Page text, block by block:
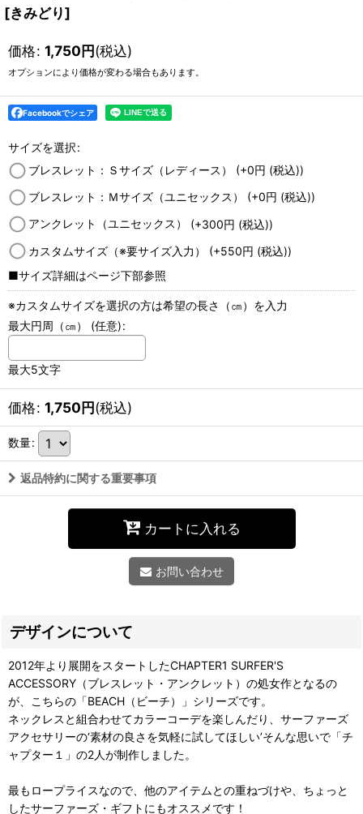
[きみどり]
価格: 1,750円(税込)
オプションにより価格が変わる場合もあります。
Facebookでシェア
サイズを選択:
ブレスレット：Ｓサイズ（レディース） (+0円 (税込))
ブレスレット：Ｍサイズ（ユニセックス） (+0円 (税込))
アンクレット（ユニセックス） (+300円 (税込))
カスタムサイズ（※要サイズ入力） (+550円 (税込))
■サイズ詳細はページ下部参照
※カスタムサイズを選択の方は希望の長さ（㎝）を入力
最大円周（㎝） (任意):
最大5文字
価格: 1,750円(税込)
数量:
返品特約に関する重要事項
カートに入れる
お問い合わせ
デザインについて
2012年より展開をスタートしたCHAPTER1 SURFER'S
ACCESSORY（ブレスレット・アンクレット）の処女作となるの
が、こちらの「BEACH（ビーチ）」シリーズです。
ネックレスと組合わせてカラーコーデを楽しんだり、サーファーズ
アクセサリーの‘素材の良さを気軽に試してほしい’そんな思いで「チ
ャプター１」の2人が制作しました。
最もロープライスなので、他のアイテムとの重ねづけや、ちょっと
したサーファーズ・ギフトにもオススメです！